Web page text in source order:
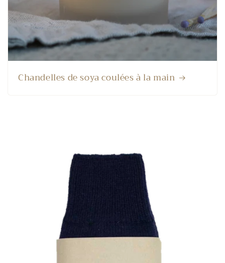
Chandelles de soya coulées à la main